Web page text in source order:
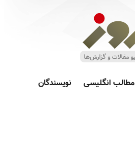
مطالب انگلیسی نویسندگان